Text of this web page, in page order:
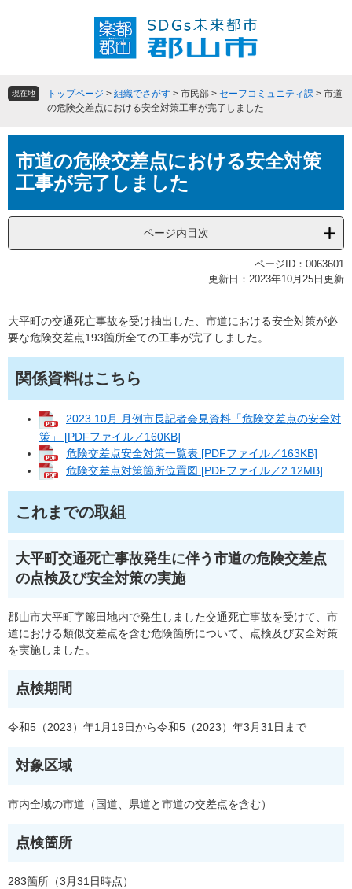
頭
飛現在地 トップページ > 組織でさがす > 市民部 > セーフコミュニティ課 > 市道
の危険交差点における安全対策工事が完了しました
文市道の危険交差点における安全対策
工事が完了しました
ページ内目次
ページID：0063601
更新日：2023年10月25日更新
大平町の交通死亡事故を受け抽出した、市道における安全対策が必
要な危険交差点193箇所全ての工事が完了しました。
関係資料はこちら
2023.10月 月例市長記者会見資料「危険交差点の安全対
策」 [PDFファイル／160KB]
危険交差点安全対策一覧表 [PDFファイル／163KB]
危険交差点対策箇所位置図 [PDFファイル／2.12MB]
これまでの取組
大平町交通死亡事故発生に伴う市道の危険交差点
の点検及び安全対策の実施
郡山市大平町字簓田地内で発生しました交通死亡事故を受けて、市
道における類似交差点を含む危険箇所について、点検及び安全対策
を実施しました。
点検期間
令和5（2023）年1月19日から令和5（2023）年3月31日まで
対象区域
市内全域の市道（国道、県道と市道の交差点を含む）
点検箇所
283箇所（3月31日時点）